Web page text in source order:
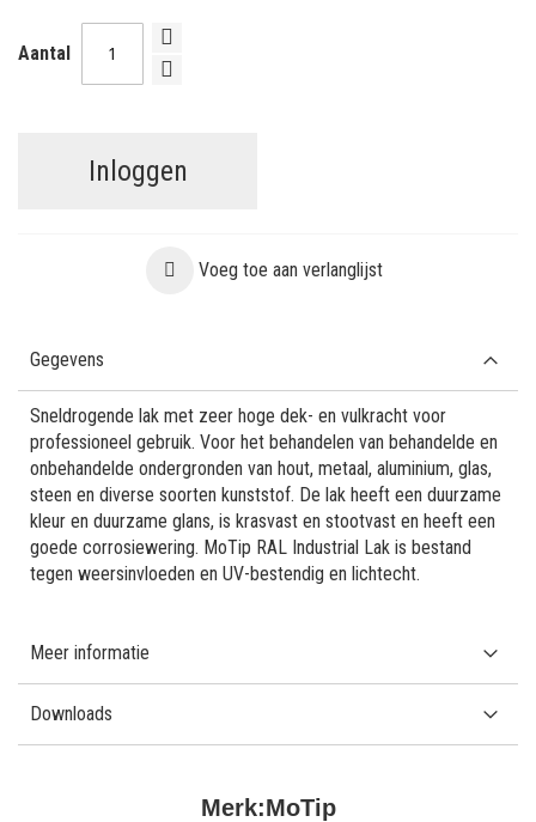
Aantal
Inloggen
Voeg toe aan verlanglijst
Merk:MoTip
Gegevens
Sneldrogende lak met zeer hoge dek- en vulkracht voor
professioneel gebruik. Voor het behandelen van behandelde en
onbehandelde ondergronden van hout, metaal, aluminium, glas,
steen en diverse soorten kunststof. De lak heeft een duurzame
kleur en duurzame glans, is krasvast en stootvast en heeft een
goede corrosiewering. MoTip RAL Industrial Lak is bestand
tegen weersinvloeden en UV-bestendig en lichtecht.
Meer informatie
Downloads